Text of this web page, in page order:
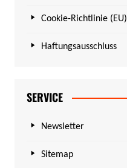
Cookie-Richtlinie (EU)
Haftungsausschluss
SERVICE
Newsletter
Sitemap